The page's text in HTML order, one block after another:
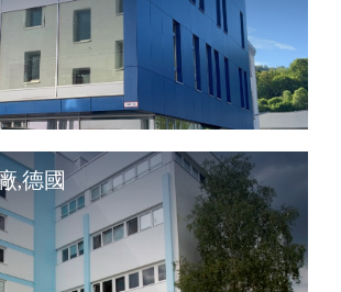
,德國